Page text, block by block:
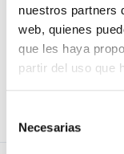
nuestros partners
web, quienes
que les haya
partir del uso que
Necesarias
Pregunta deGure
537 Apoyos de 500